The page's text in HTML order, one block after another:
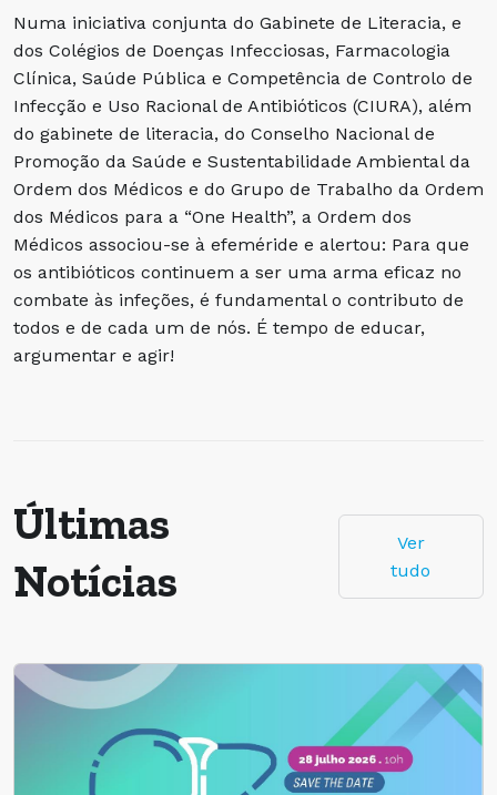
Numa iniciativa conjunta do Gabinete de Literacia, e
dos Colégios de Doenças Infecciosas, Farmacologia
Clínica, Saúde Pública e Competência de Controlo de
Infecção e Uso Racional de Antibióticos (CIURA), além
do gabinete de literacia, do Conselho Nacional de
Promoção da Saúde e Sustentabilidade Ambiental da
Ordem dos Médicos e do Grupo de Trabalho da Ordem
dos Médicos para a “One Health”, a Ordem dos
Médicos associou-se à efeméride e alertou: Para que
os antibióticos continuem a ser uma arma eficaz no
combate às infeções, é fundamental o contributo de
todos e de cada um de nós. É tempo de educar,
argumentar e agir!
Últimas
Notícias
Ver
tudo